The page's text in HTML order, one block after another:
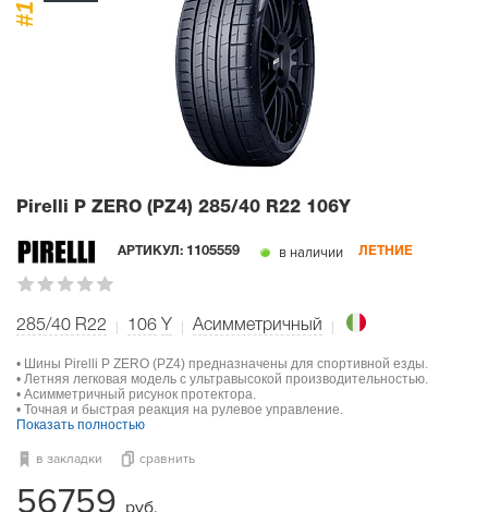
#1
Pirelli P ZERO (PZ4) 285/40 R22 106Y
АРТИКУЛ: 1105559 в наличии ЛЕТНИЕ
285/40 R22 106 Y Асимметричный
• Шины Pirelli P ZERO (PZ4) предназначены для спортивной езды.
• Летняя легковая модель с ультравысокой производительностью.
• Асимметричный рисунок протектора.
• Точная и быстрая реакция на рулевое управление.
Показать полностью
в закладки сравнить
56759 руб.